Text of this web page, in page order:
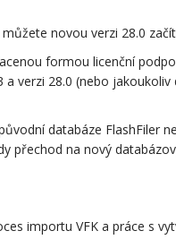
novou verzi 28.0
formou licenční
verzi 28.0 (nebo
databáze FlashFiler
přechod na nový
importu VFK a práce s